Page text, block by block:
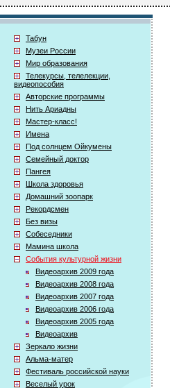
Табун
Музеи России
Мир образования
Телекурсы, телелекции,
видеопособия
Авторские программы
Нить Ариадны
Мастер-класс!
Имена
Под солнцем Ойкумены
Семейный доктор
Пангея
Школа здоровья
Домашний зоопарк
Рекордсмен
Без визы
Собеседники
Мамина школа
События культурной жизни
Видеоархив 2009 года
Видеоархив 2008 года
Видеоархив 2007 года
Видеоархив 2006 года
Видеоархив 2005 года
Видеоархив
Зеркало жизни
Альма-матер
Фестиваль российской науки
Веселый урок